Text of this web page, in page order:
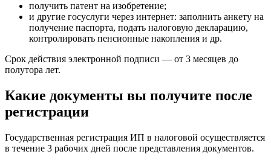
получить патент на изобретение;
и другие госуслуги через интернет: заполнить анкету на
получение паспорта, подать налоговую декларацию,
контролировать пенсионные накопления и др.
Срок действия электронной подписи — от 3 месяцев до
полутора лет.
Какие документы вы получите после
регистрации
Государственная регистрация ИП в налоговой осуществляется
в течение 3 рабочих дней после представления документов.